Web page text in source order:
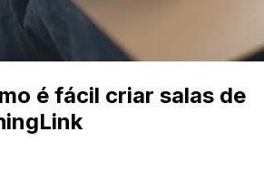
é fácil criar salas de